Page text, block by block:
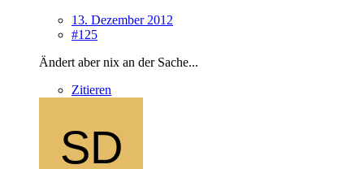
13. Dezember 2012
#125
Ändert aber nix an der Sache...
Zitieren